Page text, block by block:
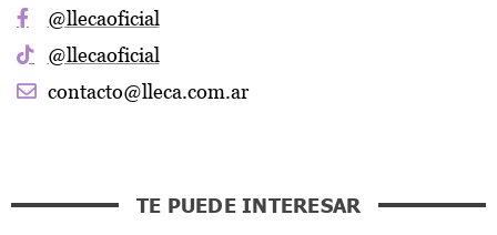
@llecaoficial
@llecaoficial
contacto@lleca.com.ar
TE PUEDE INTERESAR